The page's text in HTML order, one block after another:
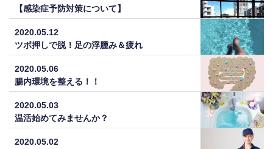
【感染症予防対策について】
2020.05.12
ツボ押しで脱！足の浮腫み＆疲れ
2020.05.06
腸内環境を整える！！
2020.05.03
温活始めてみませんか？
2020.05.02